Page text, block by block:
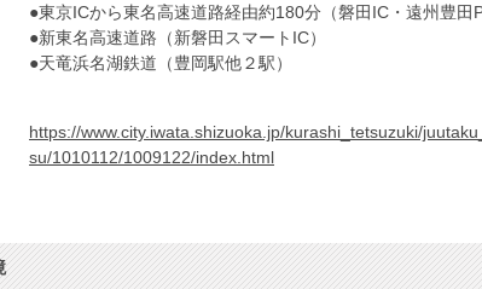
●東京ICから東名高速道路経由約180分（磐田IC・遠州豊田
●新東名高速道路（新磐田スマートIC）
●天竜浜名湖鉄道（豊岡駅他２駅）
https://www.city.iwata.shizuoka.jp/kurashi_tetsuzuki/
su/1010112/1009122/index.html